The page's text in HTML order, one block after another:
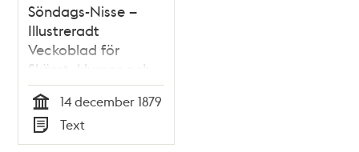
Söndags-Nisse –
Illustreradt
Veckoblad för
Skämt, Humor och
Satir nr 50, den 14
december 1879
Tid
14 december 1879
Typ
Text